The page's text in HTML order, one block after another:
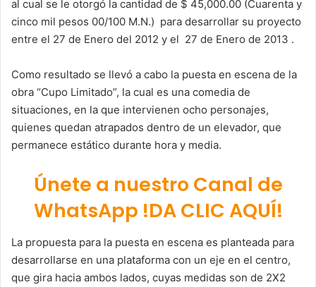
al cual se le otorgó la cantidad de $ 45,000.00 (Cuarenta y
cinco mil pesos 00/100 M.N.) para desarrollar su proyecto
entre el 27 de Enero del 2012 y el 27 de Enero de 2013 .
Como resultado se llevó a cabo la puesta en escena de la
obra “Cupo Limitado”, la cual es una comedia de
situaciones, en la que intervienen ocho personajes,
quienes quedan atrapados dentro de un elevador, que
permanece estático durante hora y media.
Únete a nuestro Canal de
WhatsApp !DA CLIC AQUÍ!
La propuesta para la puesta en escena es planteada para
desarrollarse en una plataforma con un eje en el centro,
que gira hacia ambos lados, cuyas medidas son de 2X2